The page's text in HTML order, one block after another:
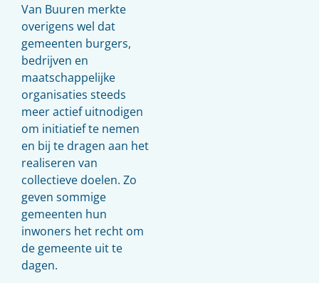
Van Buuren merkte
overigens wel dat
gemeenten burgers,
bedrijven en
maatschappelijke
organisaties steeds
meer actief uitnodigen
om initiatief te nemen
en bij te dragen aan het
realiseren van
collectieve doelen. Zo
geven sommige
gemeenten hun
inwoners het recht om
de gemeente uit te
dagen.